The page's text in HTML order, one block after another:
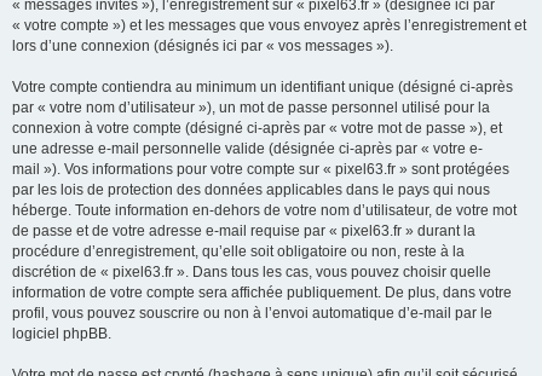
« messages invités »), l’enregistrement sur « pixel63.fr » (désignée ici par
« votre compte ») et les messages que vous envoyez après l’enregistrement et
lors d’une connexion (désignés ici par « vos messages »).
Votre compte contiendra au minimum un identifiant unique (désigné ci-après
par « votre nom d’utilisateur »), un mot de passe personnel utilisé pour la
connexion à votre compte (désigné ci-après par « votre mot de passe »), et
une adresse e-mail personnelle valide (désignée ci-après par « votre e-
mail »). Vos informations pour votre compte sur « pixel63.fr » sont protégées
par les lois de protection des données applicables dans le pays qui nous
héberge. Toute information en-dehors de votre nom d’utilisateur, de votre mot
de passe et de votre adresse e-mail requise par « pixel63.fr » durant la
procédure d’enregistrement, qu’elle soit obligatoire ou non, reste à la
discrétion de « pixel63.fr ». Dans tous les cas, vous pouvez choisir quelle
information de votre compte sera affichée publiquement. De plus, dans votre
profil, vous pouvez souscrire ou non à l’envoi automatique d’e-mail par le
logiciel phpBB.